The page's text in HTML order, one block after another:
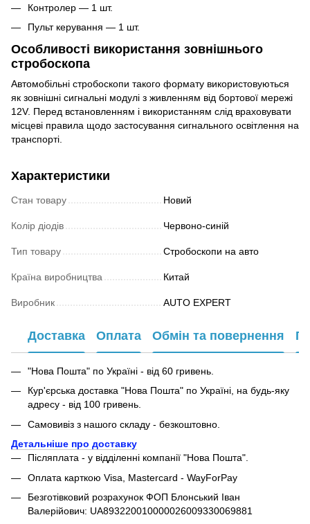
Контролер — 1 шт.
Пульт керування — 1 шт.
Особливості використання зовнішнього
стробоскопа
Автомобільні стробоскопи такого формату використовуються
як зовнішні сигнальні модулі з живленням від бортової мережі
12V. Перед встановленням і використанням слід враховувати
місцеві правила щодо застосування сигнального освітлення на
транспорті.
Характеристики
Стан товару Новий
Колір діодів Червоно-синій
Тип товару Стробоскопи на авто
Країна виробництва Китай
Виробник AUTO EXPERT
Доставка Оплата Обмін та повернення
"Нова Пошта" по Україні - від 60 гривень.
Кур'єрська доставка "Нова Пошта" по Україні, на будь-яку
адресу - від 100 гривень.
Самовивіз з нашого складу - безкоштовно.
Детальніше про доставку
Післяплата - у відділенні компанії "Нова Пошта".
Оплата карткою Visa, Mastercard - WayForPay
Безготівковий розрахунок ФОП Блонський Іван
Валерійович: UA893220010000026009330069881